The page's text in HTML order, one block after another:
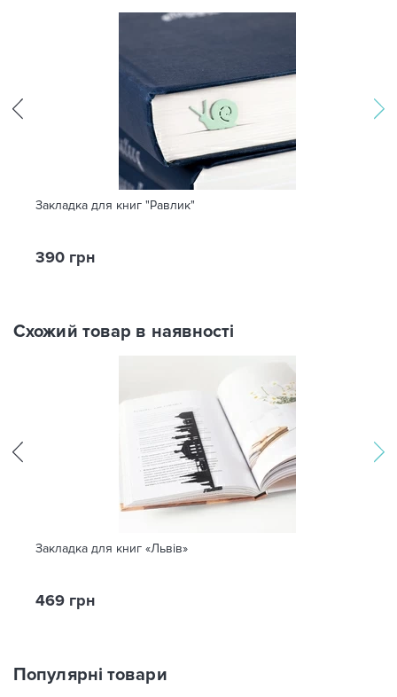
Закладка для книг "Равлик"
390 грн
Схожий товар в наявності
Закладка для книг «Львів»
469 грн
Популярні товари